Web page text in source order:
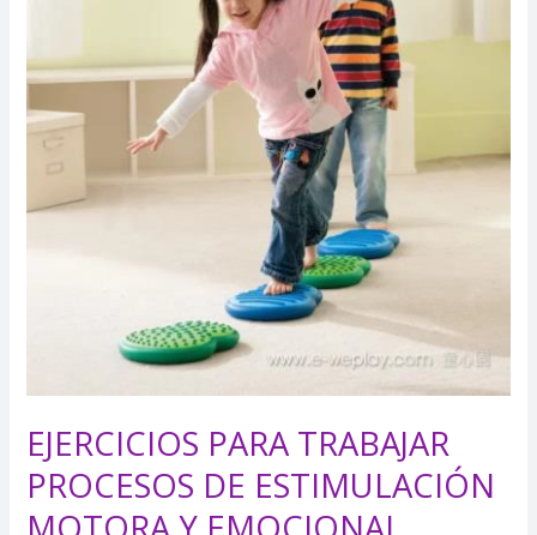
EJERCICIOS PARA TRABAJAR
PROCESOS DE ESTIMULACIÓN
DE
ESTIMULACIÓN
MOTORA
EMOCIONAL